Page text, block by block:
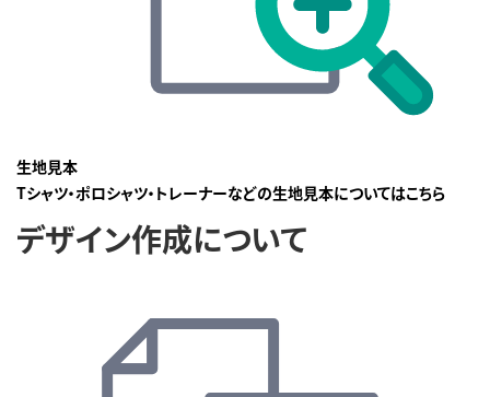
生地見本
Tシャツ・ポロシャツ・トレーナーなどの生地見本についてはこちら
デザイン作成について